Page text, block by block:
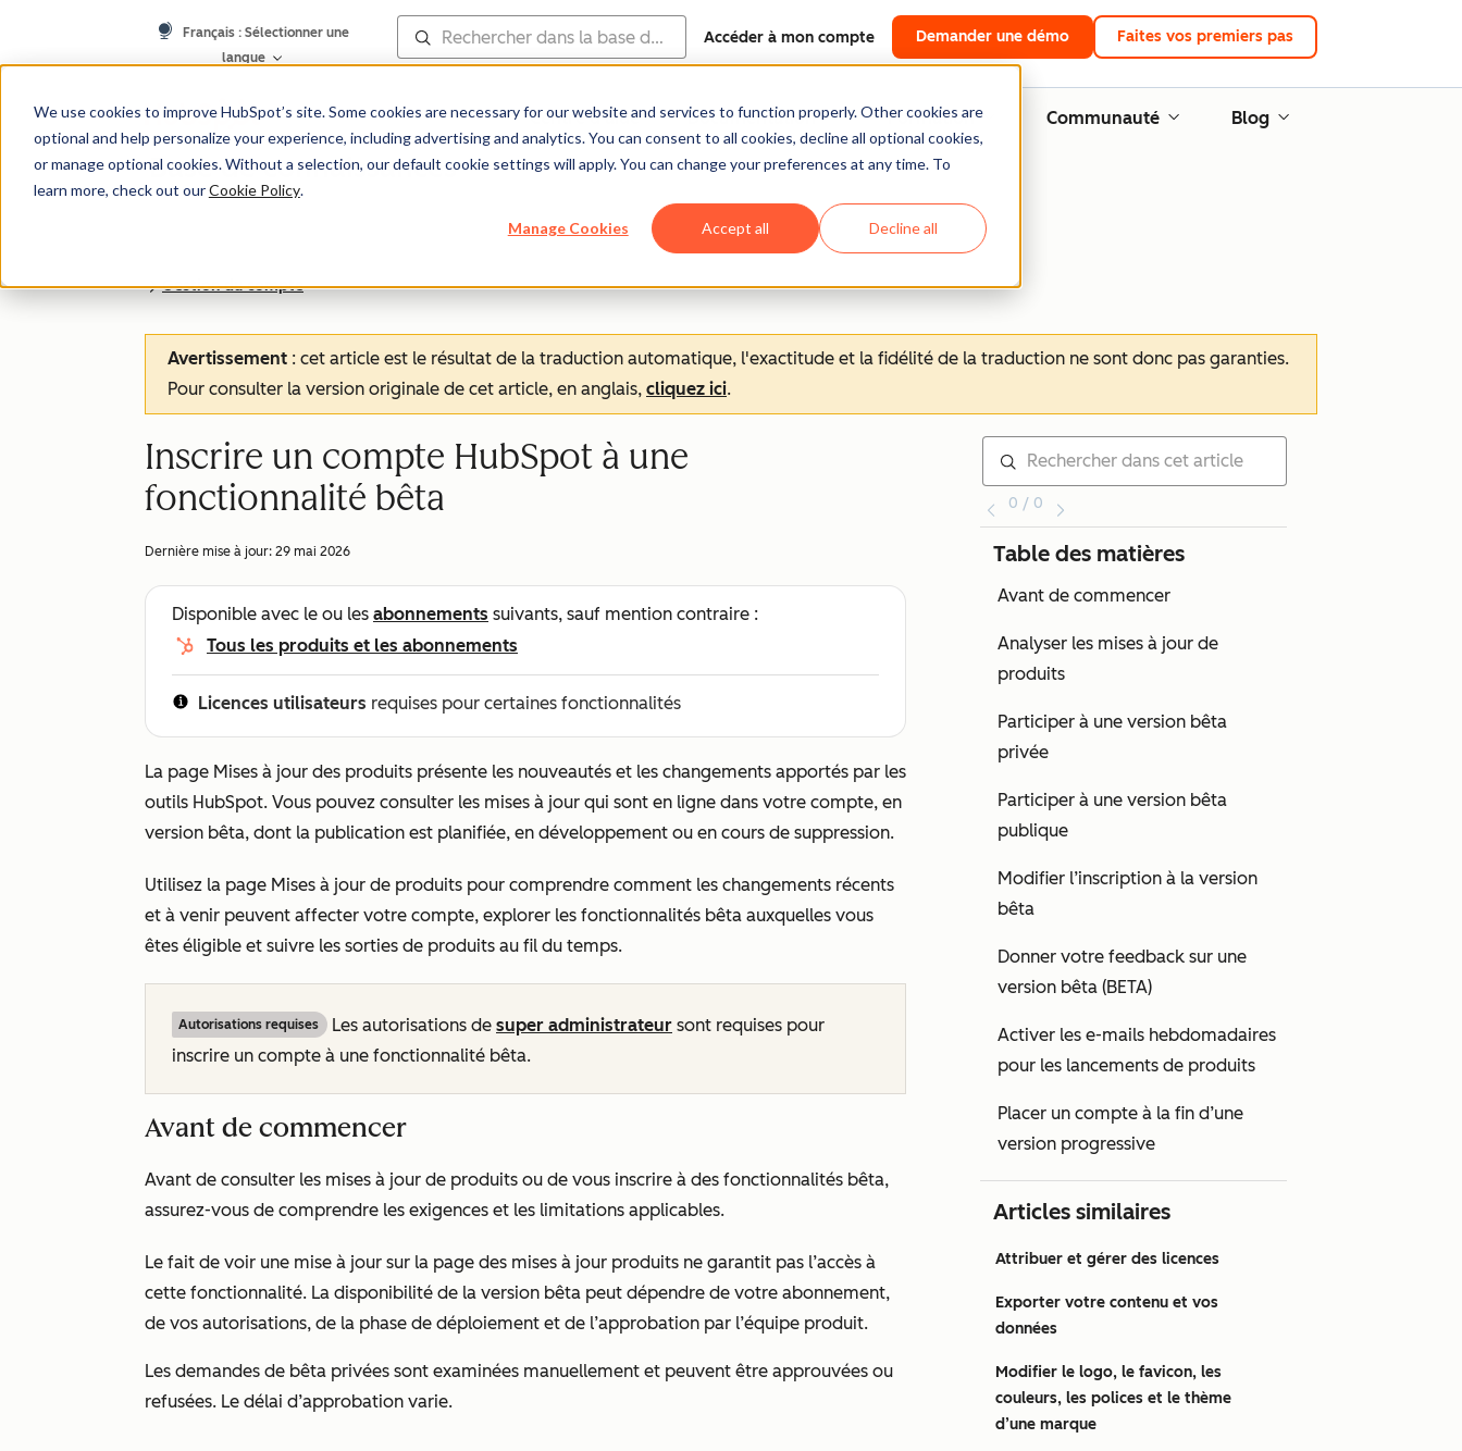
We use cookies to improve HubSpot’s site. Some cookies are necessary for our website and services to function properly. Other cookies are
optional and help personalize your experience, including advertising and analytics. You can consent to all cookies, decline all optional cookies,
or manage optional cookies. Without a selection, our default cookie settings will apply. You can change your preferences at any time. To
learn more, check out ourCookie Policy.
Manage Cookies Accept all Decline all
Français : Sélectionner une
langue
Accéder à mon compte Demander une démo Faites vos premiers pas
Base de connaissances
Centre d'aide Documentation Formation Communauté Blog
Gestion du compte
Avertissement : cet article est le résultat de la traduction automatique, l'exactitude et la fidélité de la traduction ne sont donc pas garanties.
Pour consulter la version originale de cet article, en anglais, cliquez ici.
Inscrire un compte HubSpot à une
fonctionnalité bêta
Dernière mise à jour: 29 mai 2026
Disponible avec le ou les abonnements suivants, sauf mention contraire :
Tous les produits et les abonnements
Licences utilisateurs requises pour certaines fonctionnalités
La page Mises à jour des produits présente les nouveautés et les changements apportés par les
outils HubSpot. Vous pouvez consulter les mises à jour qui sont en ligne dans votre compte, en
version bêta, dont la publication est planifiée, en développement ou en cours de suppression.
Utilisez la page Mises à jour de produits pour comprendre comment les changements récents
et à venir peuvent affecter votre compte, explorer les fonctionnalités bêta auxquelles vous
êtes éligible et suivre les sorties de produits au fil du temps.
Autorisations requises Les autorisations de super administrateur sont requises pour
inscrire un compte à une fonctionnalité bêta.
Avant de commencer
Avant de consulter les mises à jour de produits ou de vous inscrire à des fonctionnalités bêta,
assurez-vous de comprendre les exigences et les limitations applicables.
Le fait de voir une mise à jour sur la page des mises à jour produits ne garantit pas l’accès à
cette fonctionnalité. La disponibilité de la version bêta peut dépendre de votre abonnement,
de vos autorisations, de la phase de déploiement et de l’approbation par l’équipe produit.
Les demandes de bêta privées sont examinées manuellement et peuvent être approuvées ou
refusées. Le délai d’approbation varie.
0 / 0
Table des matières
Avant de commencer
Analyser les mises à jour de
produits
Participer à une version bêta
privée
Participer à une version bêta
publique
Modifier l’inscription à la version
bêta
Donner votre feedback sur une
version bêta (BETA)
Activer les e-mails hebdomadaires
pour les lancements de produits
Placer un compte à la fin d’une
version progressive
Articles similaires
Attribuer et gérer des licences
Exporter votre contenu et vos
données
Modifier le logo, le favicon, les
couleurs, les polices et le thème
d’une marque